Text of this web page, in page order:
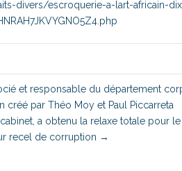
divers/escroquerie-a-lart-africain-
et responsable du département
créé par Théo Moy et Paul Piccarreta
a obtenu la relaxe totale pour
recel de corruption →